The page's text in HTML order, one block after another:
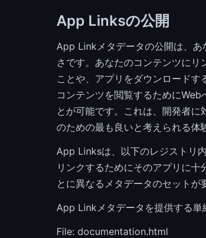
App Linksの公開
App Linkメタデータの公開は、あ
さです。あなたのコンテンツに
ことや、アプリをダウンロード
コンテンツを閲覧するために
とが可能です。これは、開発者
のための最も良いと考えられる体
App Linksは、以下のレジストリ
リンクするためにそのアプリに
とに異なるメタデータのセットが
App Linkメタデータを提供する単
File: documentation.html